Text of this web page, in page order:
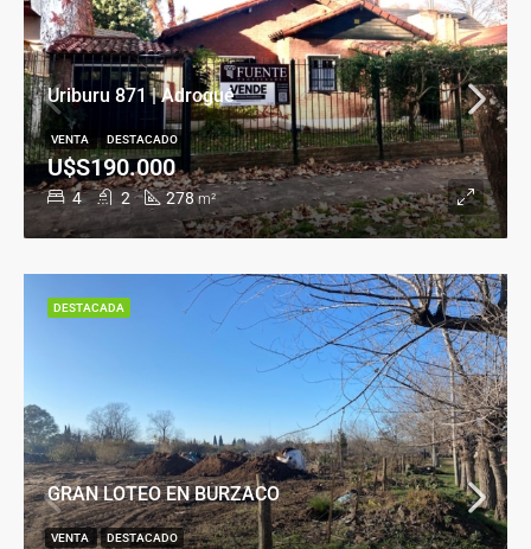
Uriburu 871 | Adrogué
4 2 278 m²
U$S190.000
VENTA DESTACADO
GRAN LOTEO EN BURZACO
VENTA DESTACADO
DESTACADA